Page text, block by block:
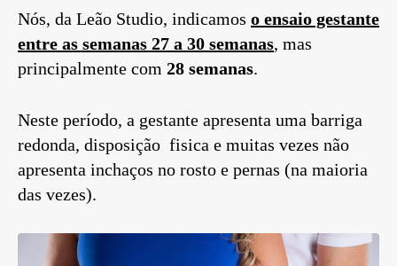
Nós, da Leão Studio, indicamos o ensaio gestante
entre as semanas 27 a 30 semanas, mas
principalmente com 28 semanas.
Neste período, a gestante apresenta uma barriga
redonda, disposição fisica e muitas vezes não
apresenta inchaços no rosto e pernas (na maioria
das vezes).